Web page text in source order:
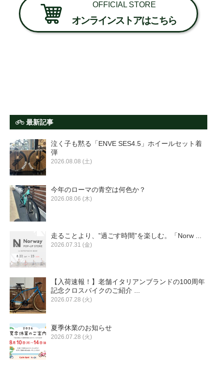
OFFICIAL STORE
オンラインストアはこちら
最新記事
泣く子も黙る「ENVE SES4.5」ホイールセット着
弾
2026.08.08 (土)
今年のローマの青空は何色か？
2026.08.06 (木)
走ることより、”過ごす時間”を楽しむ。「Norw ...
2026.07.31 (金)
【入荷速報！】老舗イタリアンブランドの100周年
記念クロスバイクのご紹介 ...
2026.07.28 (火)
夏季休業のお知らせ
2026.07.28 (火)